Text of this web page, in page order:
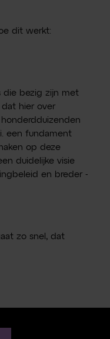
dit werkt:
die bezig zijn met
dat hier over
een fundament
op deze
duidelijke visie
en breder -
zo snel, dat